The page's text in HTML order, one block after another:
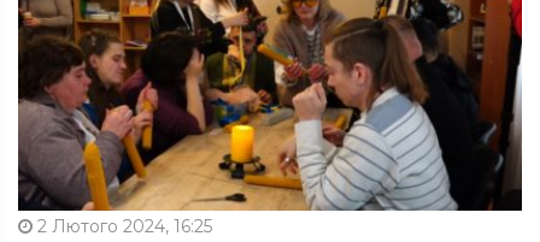
2 Лютого 2024, 16:25